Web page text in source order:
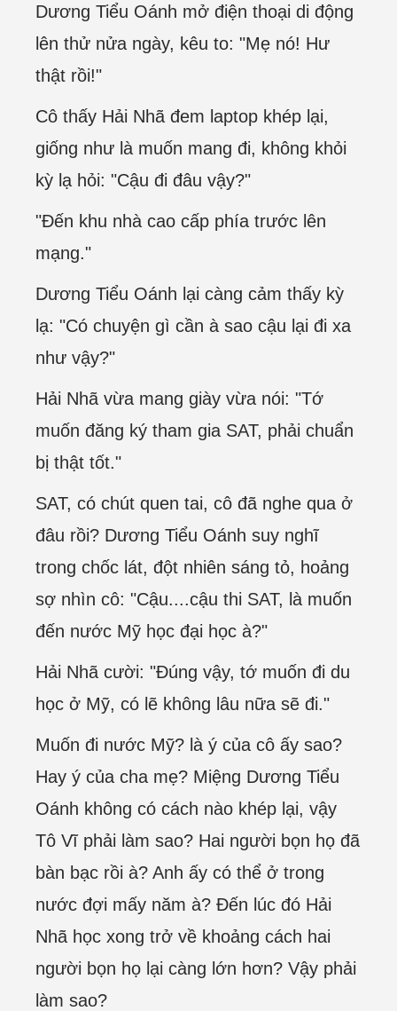
Dương Tiểu Oánh mở điện thoại di động
lên thử nửa ngày, kêu to: "Mẹ nó! Hư
thật rồi!"
Cô thấy Hải Nhã đem laptop khép lại,
giống như là muốn mang đi, không khỏi
kỳ lạ hỏi: "Cậu đi đâu vậy?"
"Đến khu nhà cao cấp phía trước lên
mạng."
Dương Tiểu Oánh lại càng cảm thấy kỳ
lạ: "Có chuyện gì cần à sao cậu lại đi xa
như vậy?"
Hải Nhã vừa mang giày vừa nói: "Tớ
muốn đăng ký tham gia SAT, phải chuẩn
bị thật tốt."
SAT, có chút quen tai, cô đã nghe qua ở
đâu rồi? Dương Tiểu Oánh suy nghĩ
trong chốc lát, đột nhiên sáng tỏ, hoảng
sợ nhìn cô: "Cậu....cậu thi SAT, là muốn
đến nước Mỹ học đại học à?"
Hải Nhã cười: "Đúng vậy, tớ muốn đi du
học ở Mỹ, có lẽ không lâu nữa sẽ đi."
Muốn đi nước Mỹ? là ý của cô ấy sao?
Hay ý của cha mẹ? Miệng Dương Tiểu
Oánh không có cách nào khép lại, vậy
Tô Vĩ phải làm sao? Hai người bọn họ đã
bàn bạc rồi à? Anh ấy có thể ở trong
nước đợi mấy năm à? Đến lúc đó Hải
Nhã học xong trở về khoảng cách hai
người bọn họ lại càng lớn hơn? Vậy phải
làm sao?